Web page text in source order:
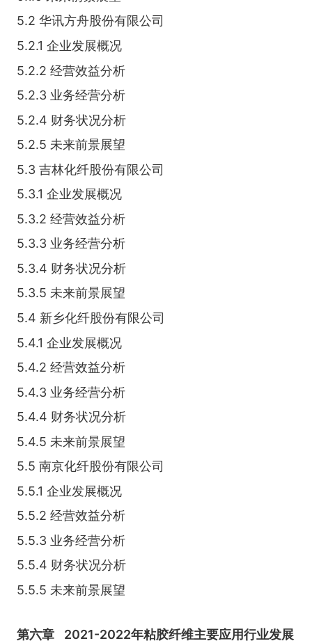
5.2 华讯方舟股份有限公司
5.2.1 企业发展概况
5.2.2 经营效益分析
5.2.3 业务经营分析
5.2.4 财务状况分析
5.2.5 未来前景展望
5.3 吉林化纤股份有限公司
5.3.1 企业发展概况
5.3.2 经营效益分析
5.3.3 业务经营分析
5.3.4 财务状况分析
5.3.5 未来前景展望
5.4 新乡化纤股份有限公司
5.4.1 企业发展概况
5.4.2 经营效益分析
5.4.3 业务经营分析
5.4.4 财务状况分析
5.4.5 未来前景展望
5.5 南京化纤股份有限公司
5.5.1 企业发展概况
5.5.2 经营效益分析
5.5.3 业务经营分析
5.5.4 财务状况分析
5.5.5 未来前景展望
第六章
2021-2022年粘胶纤维主要应用行业发展